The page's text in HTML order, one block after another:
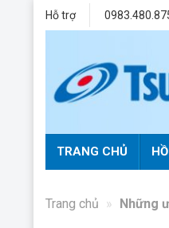
Hỗ trợ
TRANG CHỦ
Trang chủ » Những